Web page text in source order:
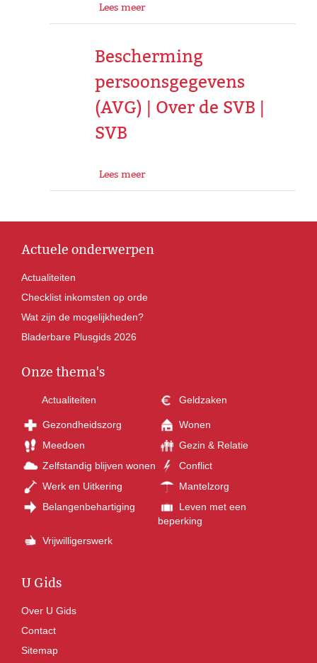
Lees meer
Bescherming
persoonsgegevens
(AVG) | Over de SVB |
SVB
Lees meer
Actuele onderwerpen
Actualiteiten
Checklist inkomsten op orde
Wat zijn de mogelijkheden?
Bladerbare Plusgids 2026
Onze thema's
Actualiteiten Geldzaken
Gezondheidszorg
Wonen
Meedoen
Gezin & Relatie
Zelfstandig blijven wonen
Conflict
Werk en Uitkering
Mantelzorg
Belangenbehartiging
Leven met een
beperking
Vrijwilligerswerk
U Gids
Over U Gids
Contact
Sitemap